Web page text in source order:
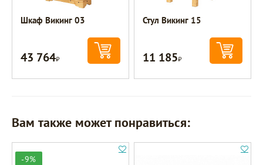
Шкаф Викинг 03
43 764Р
Стул Викинг 15
11 185Р
Вам также может понравиться:
-9%